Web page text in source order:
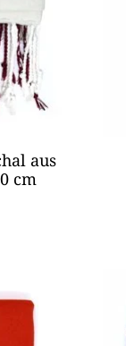
aus
cm